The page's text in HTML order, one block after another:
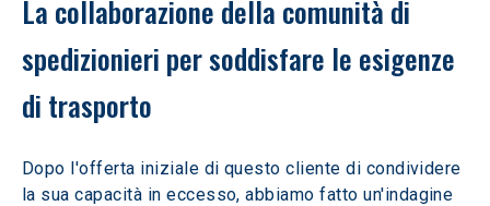
La collaborazione della comunità di
spedizionieri per soddisfare le esigenze
di trasporto
Dopo l'offerta iniziale di questo cliente di condividere
la sua capacità in eccesso, abbiamo fatto un'indagine